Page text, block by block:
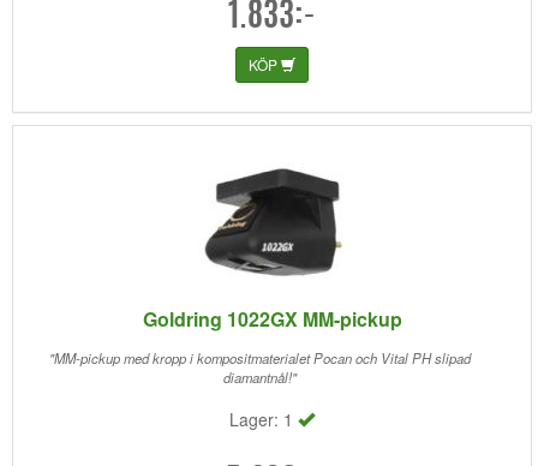
1.833:-
KÖP
Goldring 1022GX MM-pickup
"MM-pickup med kropp i kompositmaterialet Pocan och Vital PH slipad
diamantnål!"
Lager: 1